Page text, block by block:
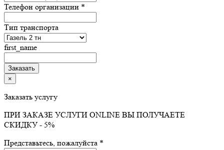
Телефон организации *
Тип транспорта
first_name
×
Заказать услугу
ПРИ ЗАКАЗЕ УСЛУГИ ONLINE ВЫ ПОЛУЧАЕТЕ
СКИДКУ - 5%
Представьтесь, пожалуйста *